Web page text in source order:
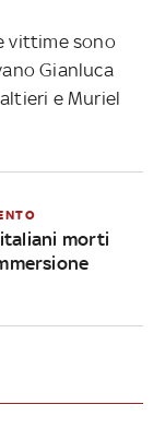
vittime sono
Gianluca
e Muriel
morti